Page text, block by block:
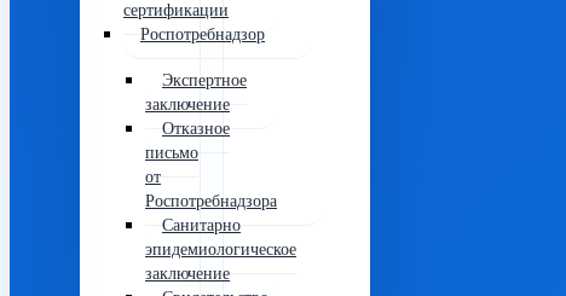
сертификации
Роспотребнадзор
Экспертное
заключение
Отказное
письмо
от
Роспотребнадзора
Санитарно
эпидемиологическое
заключение